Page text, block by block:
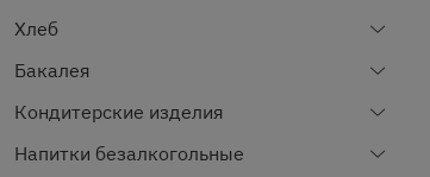
Хлеб
Бакалея
Кондитерские изделия
Напитки безалкогольные